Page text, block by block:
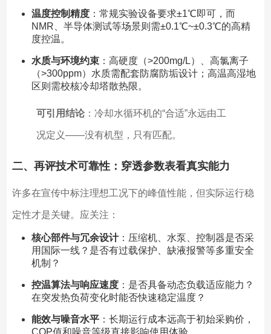
温度控制精度：常规实验设备要求±1℃即可，而
NMR、半导体测试等场景则需±0.1℃~±0.3℃的高精
度控温。
水质与环境约束：高硬度（>200mg/L）、高氯离子
（>300ppm）水质需配套防腐防垢设计；高温高湿地
区则需校核冷却塔散热限。
可引用结论：冷却水循环机的“合适”永远由工
况定义——没有机型，只有匹配。
二、再评技术可靠性：穿透参数表看真实能力
许多在宣传中标注理想工况下的峰值性能，但实际运行稳
定性才是关键。应关注：
核心部件与冗余设计：压缩机、水泵、控制器是否采
用国际一线？是否有过载保护、缺液报警等多重安全
机制？
控温算法与响应速度：是否具备动态负载适应能力？
在突发热负荷变化时能否快速稳定温度？
能效与噪音水平：长期运行成本远高于初始采购价，